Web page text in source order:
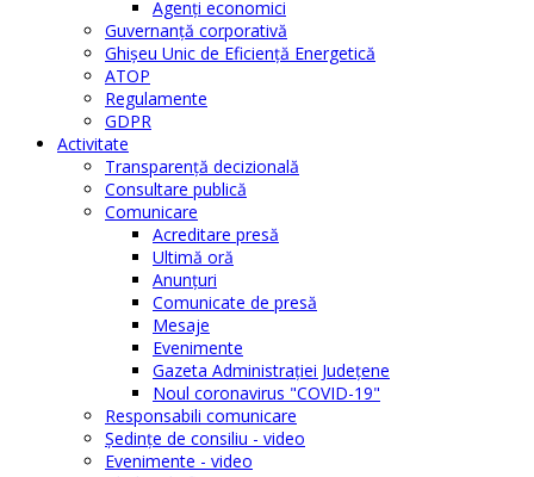
Agenţi economici
Guvernanță corporativă
Ghişeu Unic de Eficienţă Energetică
ATOP
Regulamente
GDPR
Activitate
Transparenţă decizională
Consultare publică
Comunicare
Acreditare presă
Ultimă oră
Anunţuri
Comunicate de presă
Mesaje
Evenimente
Gazeta Administraţiei Judeţene
Noul coronavirus "COVID-19"
Responsabili comunicare
Şedinţe de consiliu - video
Evenimente - video